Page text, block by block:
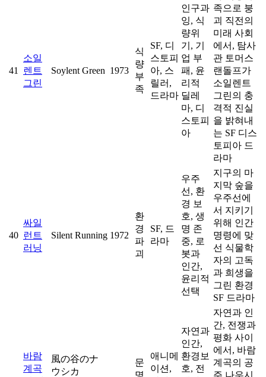
41
소일
렌트
그린
Soylent Green 1973
식
량
부
족
SF, 디
스토피
아, 스
릴러,
드라마
인구과
잉, 식
량위
기, 기
업 부
패, 윤
리적
딜레
마, 디
스토피
아
족으로 붕
괴 직전의
미래 사회
에서, 탐사
관 토머스
랜돌프가
소일렌트
그린의 충
격적 진실
을 밝혀내
는 SF 디스
토피아 드
라마
40
싸일
런트
러닝
Silent Running 1972
환
경
파
괴
SF, 드
라마
우주
선, 환
경 보
호, 생
명 존
중, 로
봇과
인간,
윤리적
선택
지구의 마
지막 숲을
우주선에
서 지키기
위해 인간
명령에 맞
선 식물학
자의 고독
과 희생을
그린 환경
SF 드라마
바람
계곡
風の谷のナ
ウシカ
문
명
애니메
이션,
자연과
인간,
환경보
호, 전
자연과 인
간, 전쟁과
평화 사이
에서, 바람
계곡의 공
주 나우시